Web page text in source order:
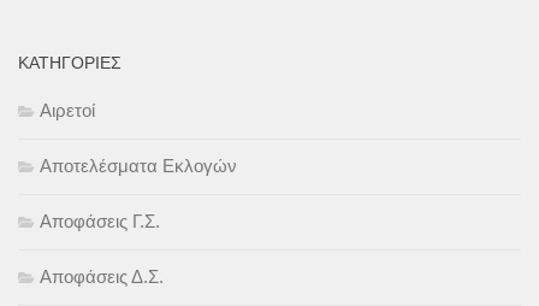
KΑΤΗΓΟΡΊΕΣ
Αιρετοί
Αποτελέσματα Εκλογών
Αποφάσεις Γ.Σ.
Αποφάσεις Δ.Σ.